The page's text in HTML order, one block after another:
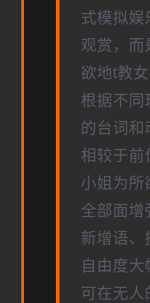
式模拟娱
观赏，而
欲地t教女
根据不同
的台词和
相较于前
小姐为所
全部面增
新增语、
自由度大
可在无人